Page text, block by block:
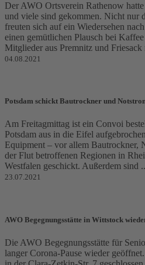
Der AWO Ortsverein Rathenow
und viele sind gekommen. Nicht nur
freuten sich auf ein Wiedersehen
einen gemütlichen Plausch bei
Mitglieder aus Premnitz und Friesack
04.08.2021
Potsdam schickt Bautrockner und
Am Freitagmittag ist ein Convoi
Potsdam aus in die Eifel
Equipment – vor allem Bautrockner,
der Flut betroffenen Regionen in
Westfalen geschickt. Außerdem sind
23.07.2021
AWO Begegnungsstätte in Wittstock
Die AWO Begegnungsstätte für
langer Corona-Pause wieder